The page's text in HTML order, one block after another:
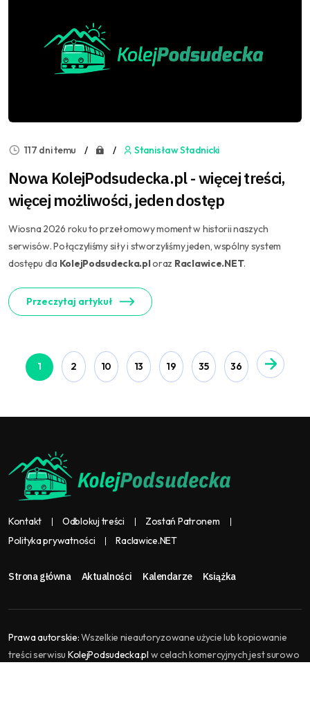
117 dni temu Stanisław Stadnicki
Nowa KolejPodsudecka.pl - więcej treści,
więcej możliwości, jeden dostęp
Wiosna 2026 roku to przełomowy moment w historii naszych
serwisów. Połączyliśmy siły i stworzyliśmy jeden, wspólny system
dostępu dla KolejPodsudecka.ploraz Raclawice.NET.
Przeczytaj artykuł
1 2 10 13 19 35 36
Kontakt Odblokuj treści
Zostań Patronem
Polityka prywatności
Raclawice.NET
Strona główna Aktualności Kalendarze Książka
Prawa autorskie:Wszelkie nieautoryzowane użycie lub kopiowanie
treści serwisu KolejPodsudecka.pl w celach komercyjnych jest surowo